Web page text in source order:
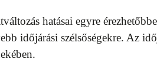
hatásai egyre
időjárási szélsőségekre. Az